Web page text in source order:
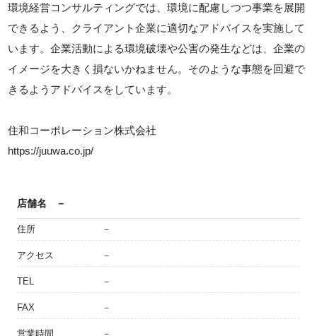
環境経営コンサルティングでは、環境に配慮しつつ事業を展開
できるよう、クライアント企業に適切なアドバイスを実施して
います。企業活動による環境破壊や公害の発生などは、企業の
イメージを大きく損ないかねません。そのような事態を回避で
きるようアドバイスをしています。
住和コーポレーション株式会社
https://juuwa.co.jp/
店舗名 －
住所 －
アクセス －
TEL －
FAX －
営業時間 －